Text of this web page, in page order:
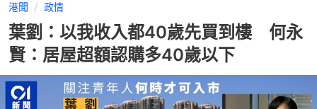
港聞 政情
葉劉：以我收入都40歲先買到樓 何永
賢：居屋超額認購多40歲以下